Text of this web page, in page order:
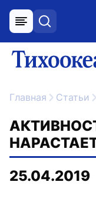
меню поиск
Главная Статьи
25.04.2019